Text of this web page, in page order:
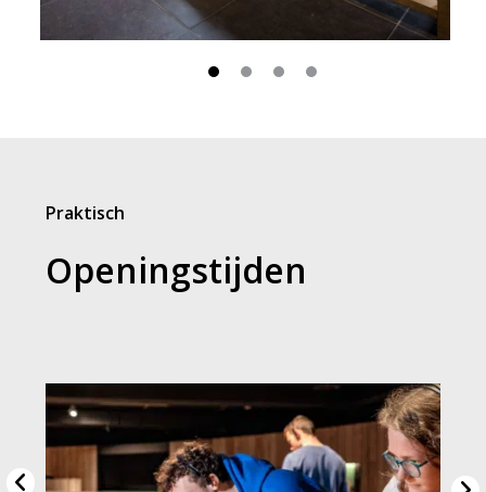
Praktisch
Openingstijden